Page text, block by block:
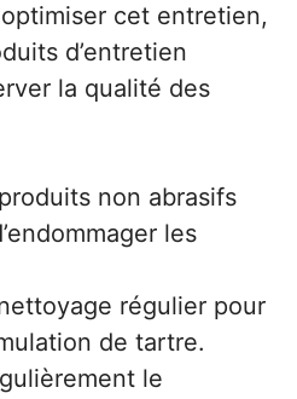
cet entretien,
d’entretien
la qualité des
non abrasifs
les
régulier pour
de tartre.
le